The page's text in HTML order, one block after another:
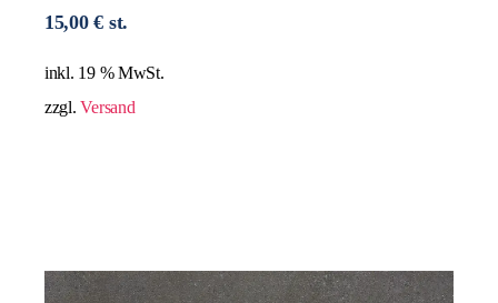
15,00€ st.
inkl. 19 % MwSt.
zzgl.Versand